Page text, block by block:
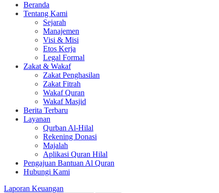
Beranda
Tentang Kami
Sejarah
Manajemen
Visi & Misi
Etos Kerja
Legal Formal
Zakat & Wakaf
Zakat Penghasilan
Zakat Fitrah
Wakaf Quran
Wakaf Masjid
Berita Terbaru
Layanan
Qurban Al-Hilal
Rekening Donasi
Majalah
Aplikasi Quran Hilal
Pengajuan Bantuan Al Quran
Hubungi Kami
Laporan Keuangan